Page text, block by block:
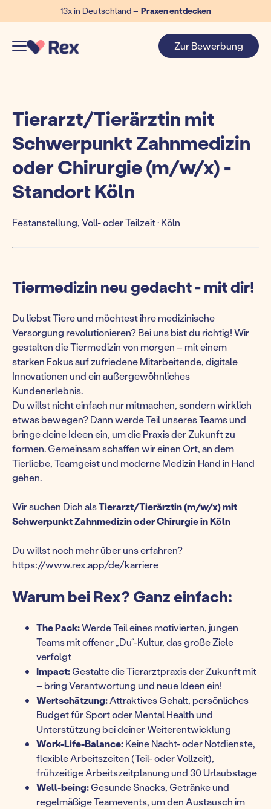
13x in Deutschland – Praxen entdecken
Zur Bewerbung
Tierarzt/Tierärztin mit
Schwerpunkt Zahnmedizin
oder Chirurgie (m/w/x) -
Standort Köln
Festanstellung, Voll- oder Teilzeit · Köln
Tiermedizin neu gedacht - mit dir!
Du liebst Tiere und möchtest ihre medizinische
Versorgung revolutionieren? Bei uns bist du richtig! Wir
gestalten die Tiermedizin von morgen – mit einem
starken Fokus auf zufriedene Mitarbeitende, digitale
Innovationen und ein außergewöhnliches
Kundenerlebnis.
Du willst nicht einfach nur mitmachen, sondern wirklich
etwas bewegen? Dann werde Teil unseres Teams und
bringe deine Ideen ein, um die Praxis der Zukunft zu
formen. Gemeinsam schaffen wir einen Ort, an dem
Tierliebe, Teamgeist und moderne Medizin Hand in Hand
gehen.
Wir suchen Dich alsTierarzt/Tierärztin (m/w/x) mit
Schwerpunkt Zahnmedizin oder Chirurgie in Köln
Du willst noch mehr über uns erfahren?
https://www.rex.app/de/karriere
Warum bei Rex? Ganz einfach:
The Pack:Werde Teil eines motivierten, jungen
Teams mit offener „Du“-Kultur, das große Ziele
verfolgt
Impact:Gestalte die Tierarztpraxis der Zukunft mit
– bring Verantwortung und neue Ideen ein!
Wertschätzung:Attraktives Gehalt, persönliches
Budget für Sport oder Mental Health und
Unterstützung bei deiner Weiterentwicklung
Work-Life-Balance:Keine Nacht- oder Notdienste,
flexible Arbeitszeiten (Teil- oder Vollzeit),
frühzeitige Arbeitszeitplanung und 30 Urlaubstage
Well-being:Gesunde Snacks, Getränke und
regelmäßige Teamevents, um den Austausch im